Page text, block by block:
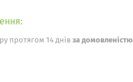
протягом 14 днів за домовленістю